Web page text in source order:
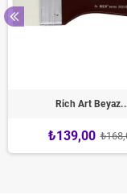
Rich Art
₺139,00